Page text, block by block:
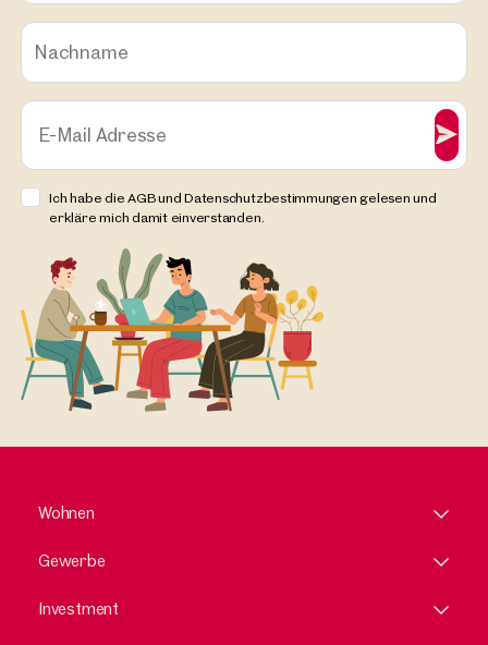
Nachname
E-Mail Adresse
Ich habe die AGB und Datenschutzbestimmungen gelesen und
erkläre mich damit einverstanden.
Wohnen
Gewerbe
Investment